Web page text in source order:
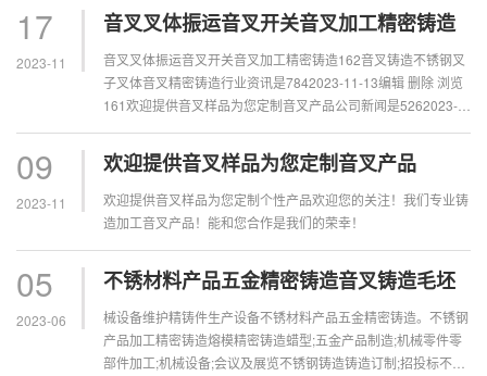
但是看见繁...
17
2023-11
音叉叉体振运音叉开关音叉加工精密铸造
音叉叉体振运音叉开关音叉加工精密铸造162音叉铸造不锈钢叉
子叉体音叉精密铸造行业资讯是7842023-11-13编辑 删除 浏览
161欢迎提供音叉样品为您定制音叉产品公司新闻是5262023-
09
2023-11
欢迎提供音叉样品为您定制音叉产品
欢迎提供音叉样品为您定制个性产品欢迎您的关注！我们专业铸
造加工音叉产品！能和您合作是我们的荣幸！
05
2023-06
不锈材料产品五金精密铸造音叉铸造毛坯
械设备维护精铸件生产设备不锈材料产品五金精密铸造。不锈钢
产品加工精密铸造熔模精密铸造蜡型;五金产品制造;机械零件零
部件加工;机械设备;会议及展览不锈钢铸造铸造订制;招投标不锈